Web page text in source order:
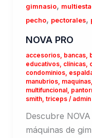
gimnasio,
pecho, pectorales,
NOVA PRO
accesorios, bancas,
educativos, clínicas,
condominios,
manubrios, maquinas,
multifuncional,
smith, triceps/ admin
Descubre
máquinas de